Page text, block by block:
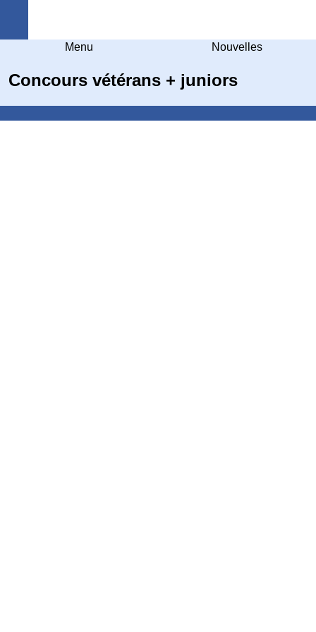
Menu Nouvelles
Concours vétérans + juniors